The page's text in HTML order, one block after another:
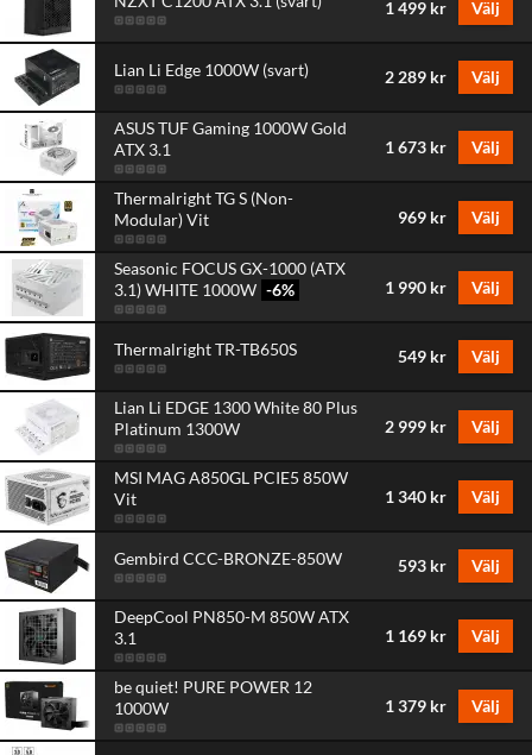
1 499 kr Välj
Lian Li Edge 1000W (svart) 2 289 kr Välj
ASUS TUF Gaming 1000W Gold
ATX 3.1
1 673 kr Välj
Thermalright TG S (Non-
Modular) Vit
969 kr Välj
Seasonic FOCUS GX-1000 (ATX
3.1) WHITE 1000W -6% 1 990 kr Välj
Thermalright TR-TB650S 549 kr Välj
Lian Li EDGE 1300 White 80 Plus
Platinum 1300W
2 999 kr Välj
MSI MAG A850GL PCIE5 850W
Vit
1 340 kr Välj
Gembird CCC-BRONZE-850W 593 kr Välj
DeepCool PN850-M 850W ATX
3.1
1 169 kr Välj
be quiet! PURE POWER 12
1000W
1 379 kr Välj